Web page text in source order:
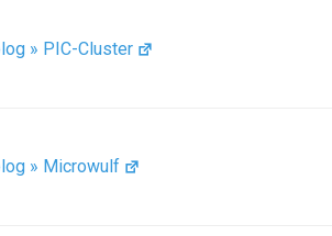
» PIC-Cluster
» Microwulf